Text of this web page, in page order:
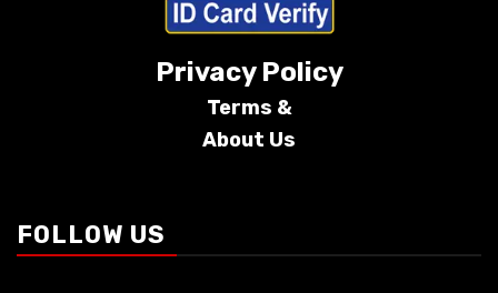
Privacy Policy
Terms &
About Us
FOLLOW US